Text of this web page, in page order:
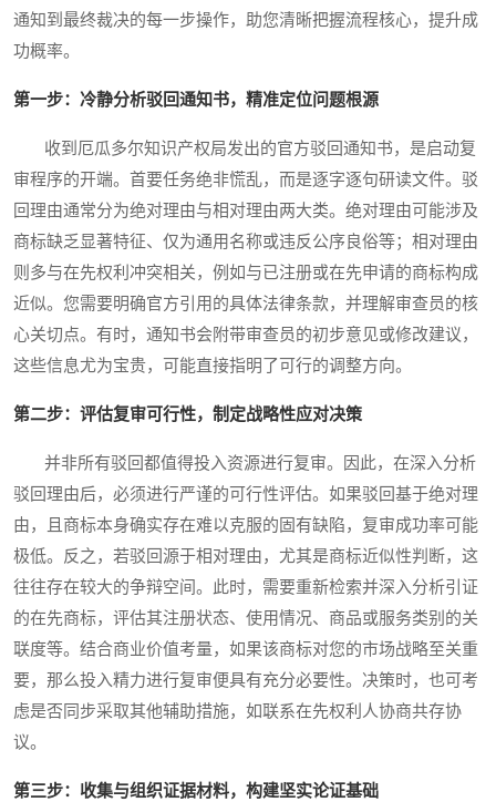
通知到最终裁决的每一步操作，助您清晰把握流程核心，提升成
功概率。
第一步：冷静分析驳回通知书，精准定位问题根源
收到厄瓜多尔知识产权局发出的官方驳回通知书，是启动复
审程序的开端。首要任务绝非慌乱，而是逐字逐句研读文件。驳
回理由通常分为绝对理由与相对理由两大类。绝对理由可能涉及
商标缺乏显著特征、仅为通用名称或违反公序良俗等；相对理由
则多与在先权利冲突相关，例如与已注册或在先申请的商标构成
近似。您需要明确官方引用的具体法律条款，并理解审查员的核
心关切点。有时，通知书会附带审查员的初步意见或修改建议，
这些信息尤为宝贵，可能直接指明了可行的调整方向。
第二步：评估复审可行性，制定战略性应对决策
并非所有驳回都值得投入资源进行复审。因此，在深入分析
驳回理由后，必须进行严谨的可行性评估。如果驳回基于绝对理
由，且商标本身确实存在难以克服的固有缺陷，复审成功率可能
极低。反之，若驳回源于相对理由，尤其是商标近似性判断，这
往往存在较大的争辩空间。此时，需要重新检索并深入分析引证
的在先商标，评估其注册状态、使用情况、商品或服务类别的关
联度等。结合商业价值考量，如果该商标对您的市场战略至关重
要，那么投入精力进行复审便具有充分必要性。决策时，也可考
虑是否同步采取其他辅助措施，如联系在先权利人协商共存协
议。
第三步：收集与组织证据材料，构建坚实论证基础